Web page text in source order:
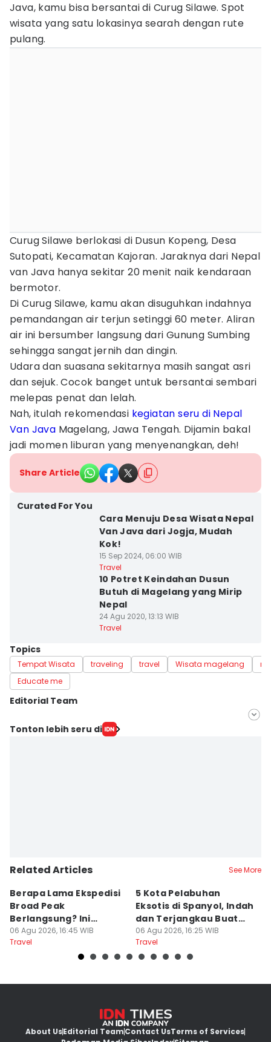
Java, kamu bisa bersantai di Curug Silawe. Spot
wisata yang satu lokasinya searah dengan rute
pulang.
Curug Silawe berlokasi di Dusun Kopeng, Desa
Sutopati, Kecamatan Kajoran. Jaraknya dari Nepal
van Java hanya sekitar 20 menit naik kendaraan
bermotor.
Di Curug Silawe, kamu akan disuguhkan indahnya
pemandangan air terjun setinggi 60 meter. Aliran
air ini bersumber langsung dari Gunung Sumbing
sehingga sangat jernih dan dingin.
Udara dan suasana sekitarnya masih sangat asri
dan sejuk. Cocok banget untuk bersantai sembari
melepas penat dan lelah.
Nah, itulah rekomendasi kegiatan seru di Nepal
Van Java Magelang, Jawa Tengah. Dijamin bakal
jadi momen liburan yang menyenangkan, deh!
Share Article
Curated For You
Cara Menuju Desa Wisata Nepal
Van Java dari Jogja, Mudah
Kok!
15 Sep 2024, 06:00 WIB
Travel
10 Potret Keindahan Dusun
Butuh di Magelang yang Mirip
Nepal
24 Agu 2020, 13:13 WIB
Travel
Topics
Tempat Wisata traveling travel Wisata magelang
Educate me
Editorial Team
Editor
Tonton lebih seru di
Related Articles See More
Berapa Lama Ekspedisi
Broad Peak
Berlangsung? Ini
Jawabannya!
06 Agu 2026, 16:45 WIB
Travel
5 Kota Pelabuhan
Eksotis di Spanyol, Indah
dan Terjangkau Buat
Liburan
06 Agu 2026, 16:25 WIB
Travel
About UsEditorial TeamContact UsTerms of Services